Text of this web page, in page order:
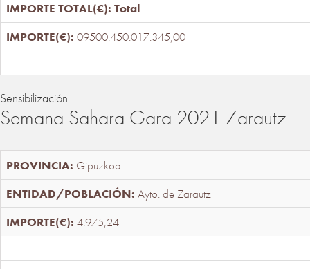
Total:
09500.450.017.345,00
Sensibilización
Semana Sahara Gara 2021 Zarautz
Gipuzkoa
Ayto. de Zarautz
4.975,24